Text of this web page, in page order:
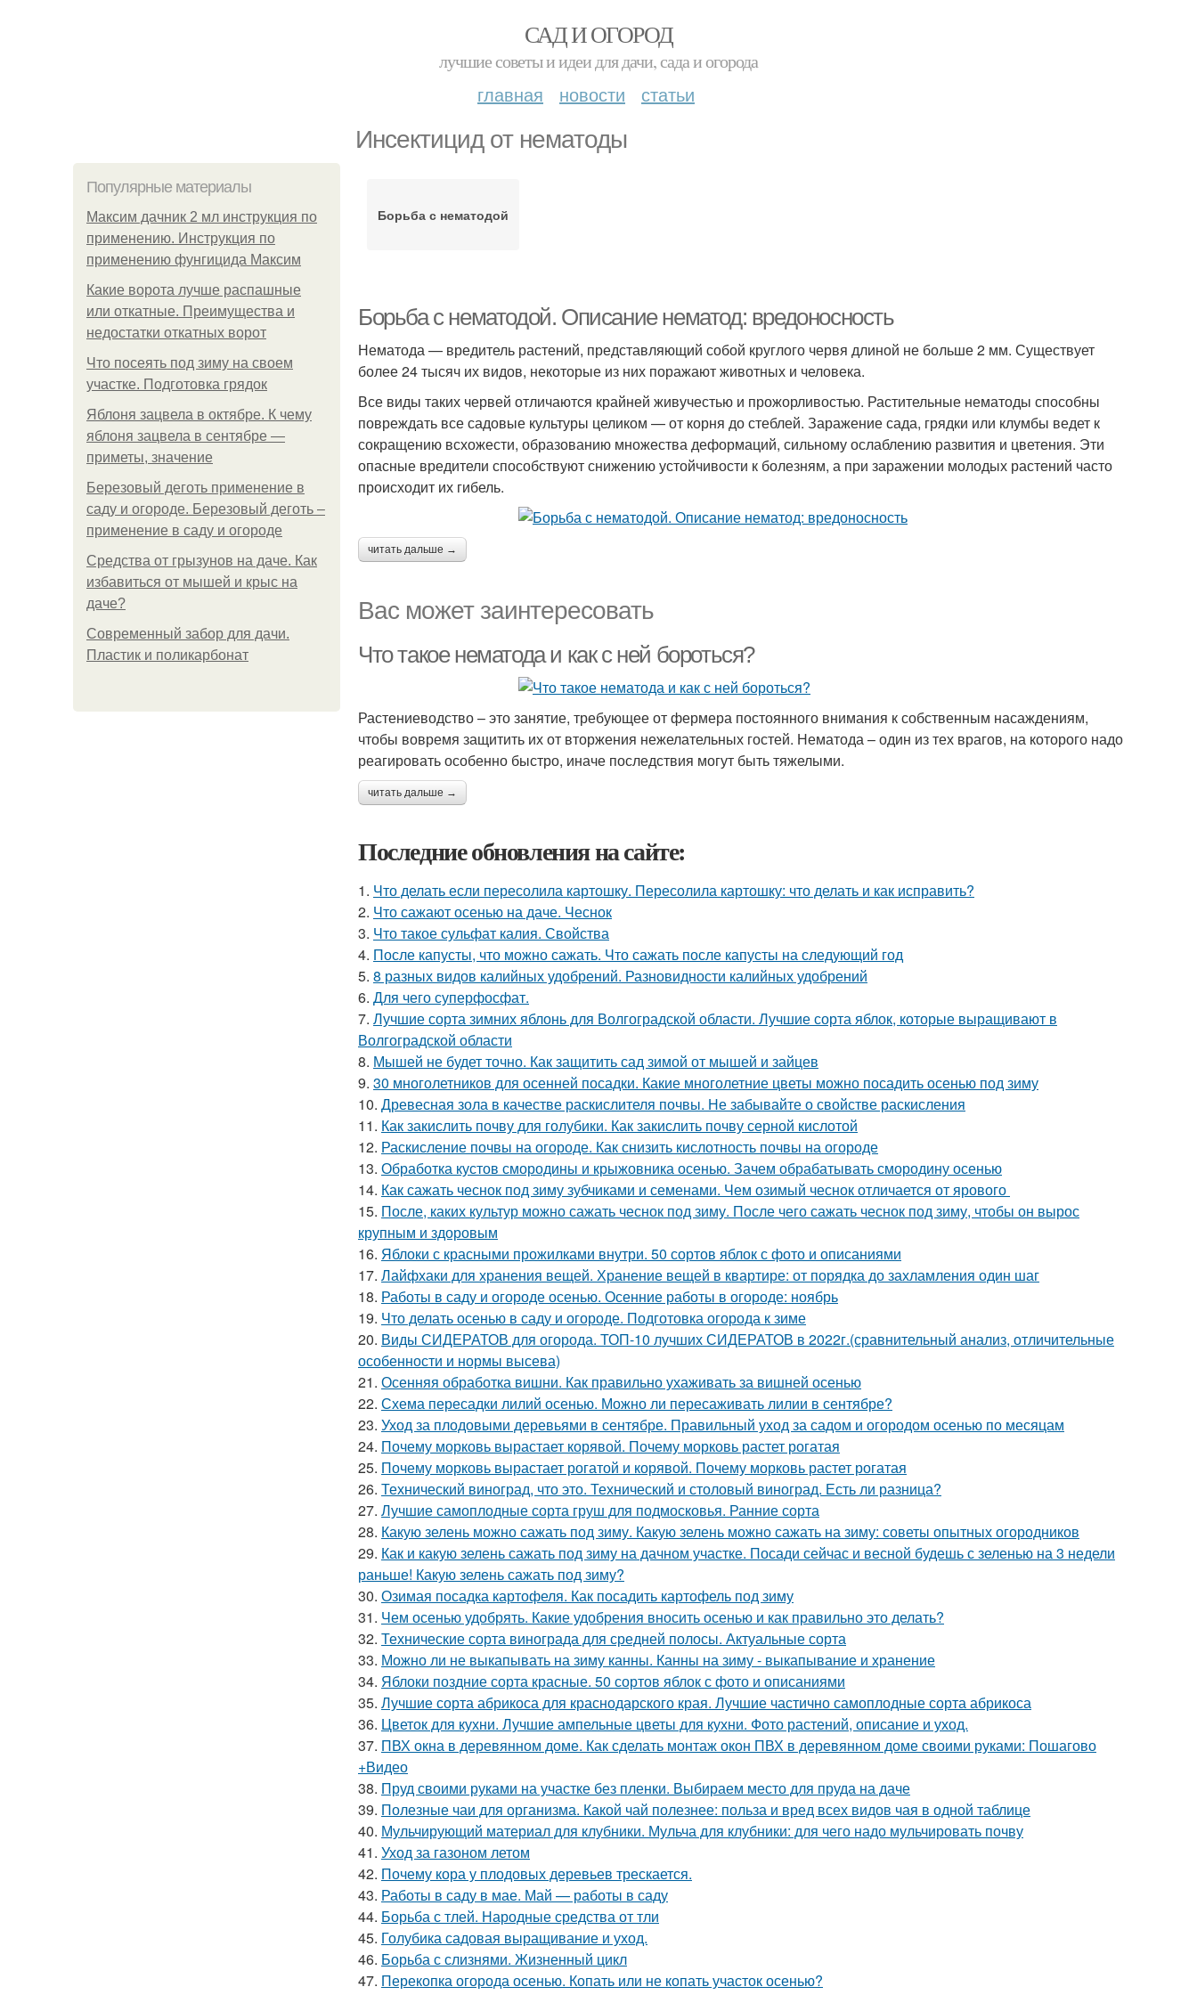
САД И ОГОРОД
лучшие советы и идеи для дачи, сада и огорода
главная новости статьи
Инсектицид от нематоды
Популярные материалы
Максим дачник 2 мл инструкция по
применению. Инструкция по
применению фунгицида Максим
Какие ворота лучше распашные
или откатные. Преимущества и
недостатки откатных ворот
Что посеять под зиму на своем
участке. Подготовка грядок
Яблоня зацвела в октябре. К чему
яблоня зацвела в сентябре —
приметы, значение
Березовый деготь применение в
саду и огороде. Березовый деготь –
применение в саду и огороде
Средства от грызунов на даче. Как
избавиться от мышей и крыс на
даче?
Современный забор для дачи.
Пластик и поликарбонат
Борьба с нематодой
Борьба с нематодой. Описание нематод: вредоносность
Нематода — вредитель растений, представляющий собой круглого червя длиной не больше 2 мм. Существует
более 24 тысяч их видов, некоторые из них поражают животных и человека.
Все виды таких червей отличаются крайней живучестью и прожорливостью. Растительные нематоды способны
повреждать все садовые культуры целиком — от корня до стеблей. Заражение сада, грядки или клумбы ведет к
сокращению всхожести, образованию множества деформаций, сильному ослаблению развития и цветения. Эти
опасные вредители способствуют снижению устойчивости к болезням, а при заражении молодых растений часто
происходит их гибель.
читать дальше →
Вас может заинтересовать
Что такое нематода и как с ней бороться?
Растениеводство – это занятие, требующее от фермера постоянного внимания к собственным насаждениям,
чтобы вовремя защитить их от вторжения нежелательных гостей. Нематода – один из тех врагов, на которого надо
реагировать особенно быстро, иначе последствия могут быть тяжелыми.
читать дальше →
Последние обновления на сайте:
1. Что делать если пересолила картошку. Пересолила картошку: что делать и как исправить?
2. Что сажают осенью на даче. Чеснок
3. Что такое сульфат калия. Свойства
4. После капусты, что можно сажать. Что сажать после капусты на следующий год
5. 8 разных видов калийных удобрений. Разновидности калийных удобрений
6. Для чего суперфосфат.
7. Лучшие сорта зимних яблонь для Волгоградской области. Лучшие сорта яблок, которые выращивают в
Волгоградской области
8. Мышей не будет точно. Как защитить сад зимой от мышей и зайцев
9. 30 многолетников для осенней посадки. Какие многолетние цветы можно посадить осенью под зиму
10. Древесная зола в качестве раскислителя почвы. Не забывайте о свойстве раскисления
11. Как закислить почву для голубики. Как закислить почву серной кислотой
12. Раскисление почвы на огороде. Как снизить кислотность почвы на огороде
13. Обработка кустов смородины и крыжовника осенью. Зачем обрабатывать смородину осенью
14. Как сажать чеснок под зиму зубчиками и семенами. Чем озимый чеснок отличается от ярового
15. После, каких культур можно сажать чеснок под зиму. После чего сажать чеснок под зиму, чтобы он вырос
крупным и здоровым
16. Яблоки с красными прожилками внутри. 50 сортов яблок с фото и описаниями
17. Лайфхаки для хранения вещей. Хранение вещей в квартире: от порядка до захламления один шаг
18. Работы в саду и огороде осенью. Осенние работы в огороде: ноябрь
19. Что делать осенью в саду и огороде. Подготовка огорода к зиме
20. Виды СИДЕРАТОВ для огорода. ТОП-10 лучших СИДЕРАТОВ в 2022г.(сравнительный анализ, отличительные
особенности и нормы высева)
21. Осенняя обработка вишни. Как правильно ухаживать за вишней осенью
22. Схема пересадки лилий осенью. Можно ли пересаживать лилии в сентябре?
23. Уход за плодовыми деревьями в сентябре. Правильный уход за садом и огородом осенью по месяцам
24. Почему морковь вырастает корявой. Почему морковь растет рогатая
25. Почему морковь вырастает рогатой и корявой. Почему морковь растет рогатая
26. Технический виноград, что это. Технический и столовый виноград. Есть ли разница?
27. Лучшие самоплодные сорта груш для подмосковья. Ранние сорта
28. Какую зелень можно сажать под зиму. Какую зелень можно сажать на зиму: советы опытных огородников
29. Как и какую зелень сажать под зиму на дачном участке. Посади сейчас и весной будешь с зеленью на 3 недели
раньше! Какую зелень сажать под зиму?
30. Озимая посадка картофеля. Как посадить картофель под зиму
31. Чем осенью удобрять. Какие удобрения вносить осенью и как правильно это делать?
32. Технические сорта винограда для средней полосы. Актуальные сорта
33. Можно ли не выкапывать на зиму канны. Канны на зиму - выкапывание и хранение
34. Яблоки поздние сорта красные. 50 сортов яблок с фото и описаниями
35. Лучшие сорта абрикоса для краснодарского края. Лучшие частично самоплодные сорта абрикоса
36. Цветок для кухни. Лучшие ампельные цветы для кухни. Фото растений, описание и уход.
37. ПВХ окна в деревянном доме. Как сделать монтаж окон ПВХ в деревянном доме своими руками: Пошагово
+Видео
38. Пруд своими руками на участке без пленки. Выбираем место для пруда на даче
39. Полезные чаи для организма. Какой чай полезнее: польза и вред всех видов чая в одной таблице
40. Мульчирующий материал для клубники. Мульча для клубники: для чего надо мульчировать почву
41. Уход за газоном летом
42. Почему кора у плодовых деревьев трескается.
43. Работы в саду в мае. Май — работы в саду
44. Борьба с тлей. Народные средства от тли
45. Голубика садовая выращивание и уход.
46. Борьба с слизнями. Жизненный цикл
47. Перекопка огорода осенью. Копать или не копать участок осенью?